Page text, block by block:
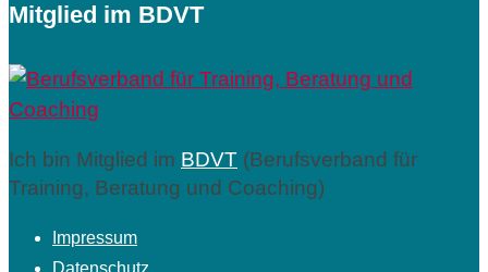
Mitglied im BDVT
Ich bin Mitglied im BDVT (Berufsverband für
Training, Beratung und Coaching)
Impressum
Datenschutz